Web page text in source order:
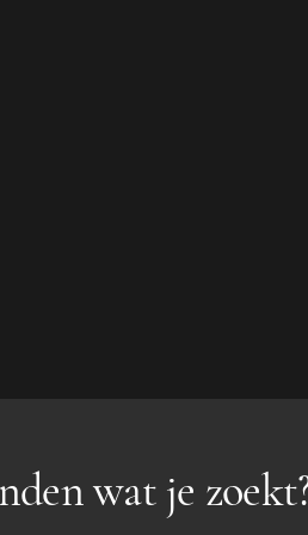
wat je